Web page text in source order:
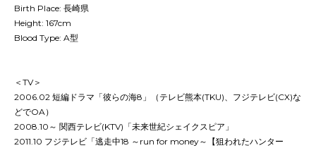
Birth Place: 長崎県
Height: 167cm
Blood Type: A型
＜TV＞
2006.02 短編ドラマ「彼らの海8」（テレビ熊本(TKU)、フジテレビ(CX)な
どでOA）
2008.10～ 関西テレビ(KTV)「未来世紀シェイクスピア」
2011.10 フジテレビ「逃走中18 ～run for money～【狙われたハンター